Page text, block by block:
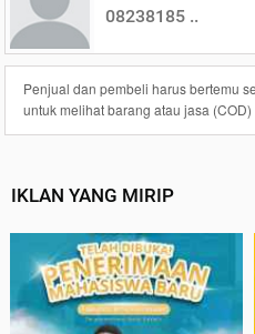
08238185 ..
Penjual dan pembeli harus bertemu
untuk melihat barang atau jasa (COD)
IKLAN YANG MIRIP